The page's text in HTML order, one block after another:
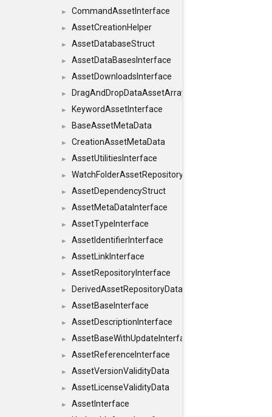
► CommandAssetInterface
► AssetCreationHelper
► AssetDatabaseStruct
► AssetDataBasesInterface
► AssetDownloadsInterface
► DragAndDropDataAssetArray
► KeywordAssetInterface
► BaseAssetMetaData
► CreationAssetMetaData
► AssetUtilitiesInterface
► WatchFolderAssetRepositoryInterface
► AssetDependencyStruct
► AssetMetaDataInterface
► AssetTypeInterface
► AssetIdentifierInterface
► AssetLinkInterface
► AssetRepositoryInterface
► DerivedAssetRepositoryDataInterface
► AssetBaseInterface
► AssetDescriptionInterface
► AssetBaseWithUpdateInterface
► AssetReferenceInterface
► AssetVersionValidityData
► AssetLicenseValidityData
►
AssetInterface